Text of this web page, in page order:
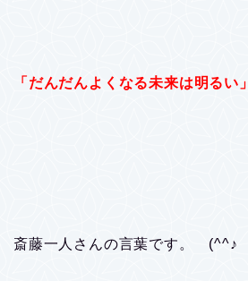
「だんだんよくなる未来は明るい」
斎藤一人さんの言葉です。 (^^♪